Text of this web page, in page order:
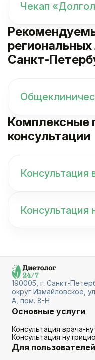
Чекап
Санкт-
Комплексные
консультации
Консультация
Консультация
190005, г. Санкт-
округ Измайловское,
А, пом. 8-Н
Основные услуги
Консультация врача-
Консультация
Для пользователей